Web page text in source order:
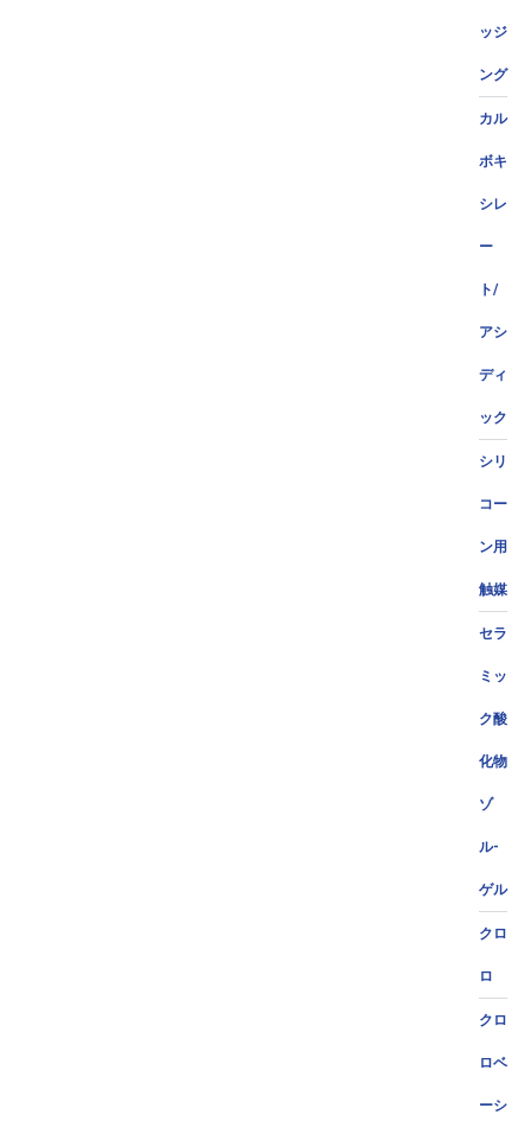
ッジ
ング
カル
ボキ
シレ
ー
ト/
アシ
ディ
ック
シリ
コー
ン用
触媒
セラ
ミッ
ク酸
化物
ゾ
ル-
ゲル
クロ
ロ
クロ
ロベ
ーシ